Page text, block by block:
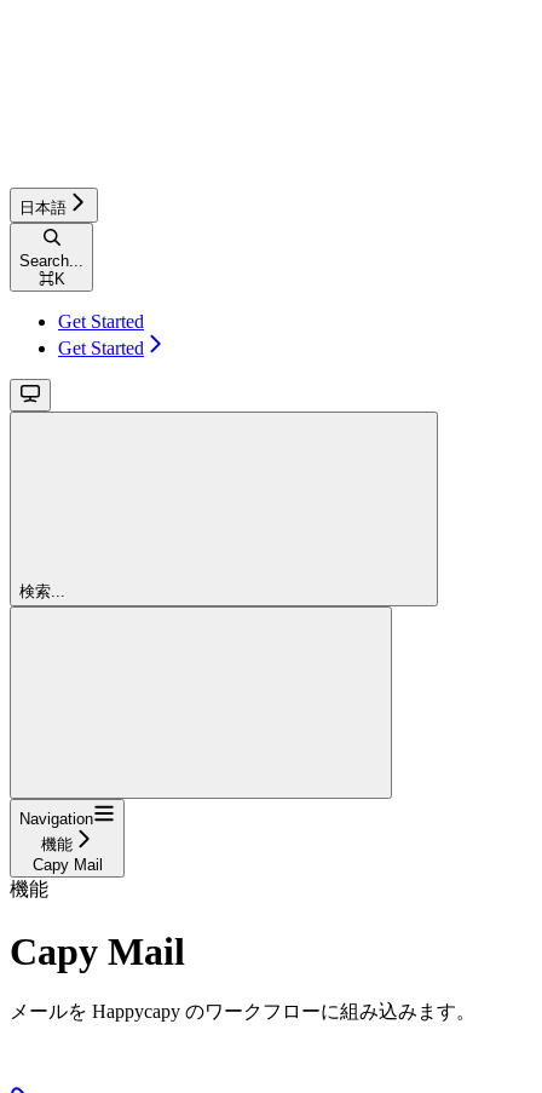
日本語
Search...
⌘K
Get Started
Get Started
検索...
Navigation
機能
Capy Mail
機能
Capy Mail
メールを Happycapy のワークフローに組み込みます。